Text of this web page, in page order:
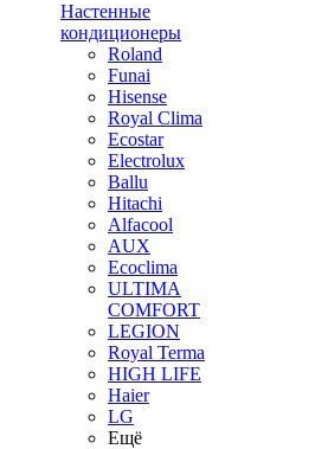
Настенные
кондиционеры
Roland
Funai
Hisense
Royal Clima
Ecostar
Electrolux
Ballu
Hitachi
Alfacool
AUX
Ecoclima
ULTIMA
COMFORT
LEGION
Royal Terma
HIGH LIFE
Haier
LG
Ещё